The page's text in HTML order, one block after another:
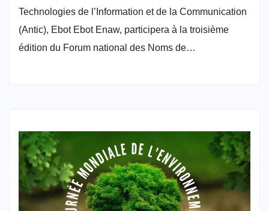
Technologies de l’Information et de la Communication
(Antic), Ebot Ebot Enaw, participera à la troisième
édition du Forum national des Noms de…